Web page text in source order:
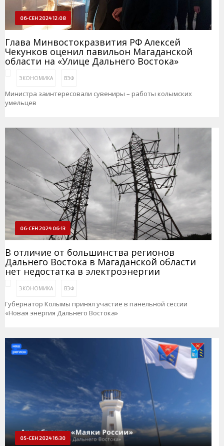
06-СЕН 2024 12:08
Глава Минвостокразвития РФ Алексей
Чекунков оценил павильон Магаданской
области на «Улице Дальнего Востока»
ЭКОНОМИКА ВЭФ
Министра заинтересовали сувениры – работы колымских
умельцев
06-СЕН 2024 06:13
В отличие от большинства регионов
Дальнего Востока в Магаданской области
нет недостатка в электроэнергии
ЭКОНОМИКА ВЭФ
Губернатор Колымы принял участие в панельной сессии
«Новая энергия Дальнего Востока»
05-СЕН 2024 16:30